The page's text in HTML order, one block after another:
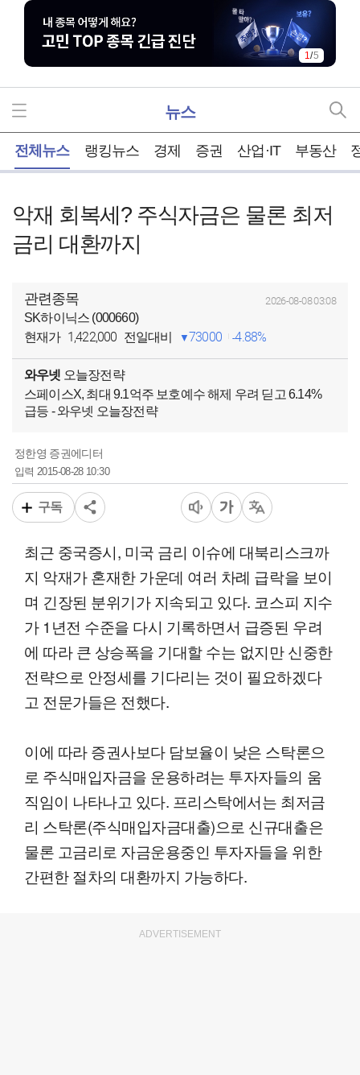
1/5
뉴스
전체뉴스 랭킹뉴스 경제 증권 산업·IT 부동산
악재 회복세? 주식자금은 물론 최저
금리 대환까지
관련종목 2026-08-08 03:08
SK하이닉스 (000660)
현재가 1,422,000 전일대비 73000 4.88%
와우넷 오늘장전략
스페이스X, 최대 9.1억주 보호예수 해제 우려 딛고 6.14%
급등 - 와우넷 오늘장전략
정한영 증권에디터
입력2015-08-28 10:30
구독
최근 중국증시, 미국 금리 이슈에 대북리스크까
지 악재가 혼재한 가운데 여러 차례 급락을 보이
며 긴장된 분위기가 지속되고 있다. 코스피 지수
가 1년전 수준을 다시 기록하면서 급증된 우려
에 따라 큰 상승폭을 기대할 수는 없지만 신중한
전략으로 안정세를 기다리는 것이 필요하겠다
고 전문가들은 전했다.
이에 따라 증권사보다 담보율이 낮은 스탁론으
로 주식매입자금을 운용하려는 투자자들의 움
직임이 나타나고 있다. 프리스탁에서는 최저금
리 스탁론(주식매입자금대출)으로 신규대출은
물론 고금리로 자금운용중인 투자자들을 위한
간편한 절차의 대환까지 가능하다.
ADVERTISEMENT